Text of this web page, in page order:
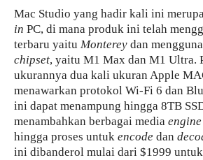
Mac Studio yang hadir kali ini
in PC, di mana produk ini telah
terbaru yaitu Monterey dan
chipset, yaitu M1 Max dan M1 Ultra.
ukurannya dua kali ukuran Apple
menawarkan protokol Wi-Fi 6 dan
ini dapat menampung hingga 8TB
menambahkan berbagai media engine
hingga proses untuk encode dan
ini dibanderol mulai dari $1999